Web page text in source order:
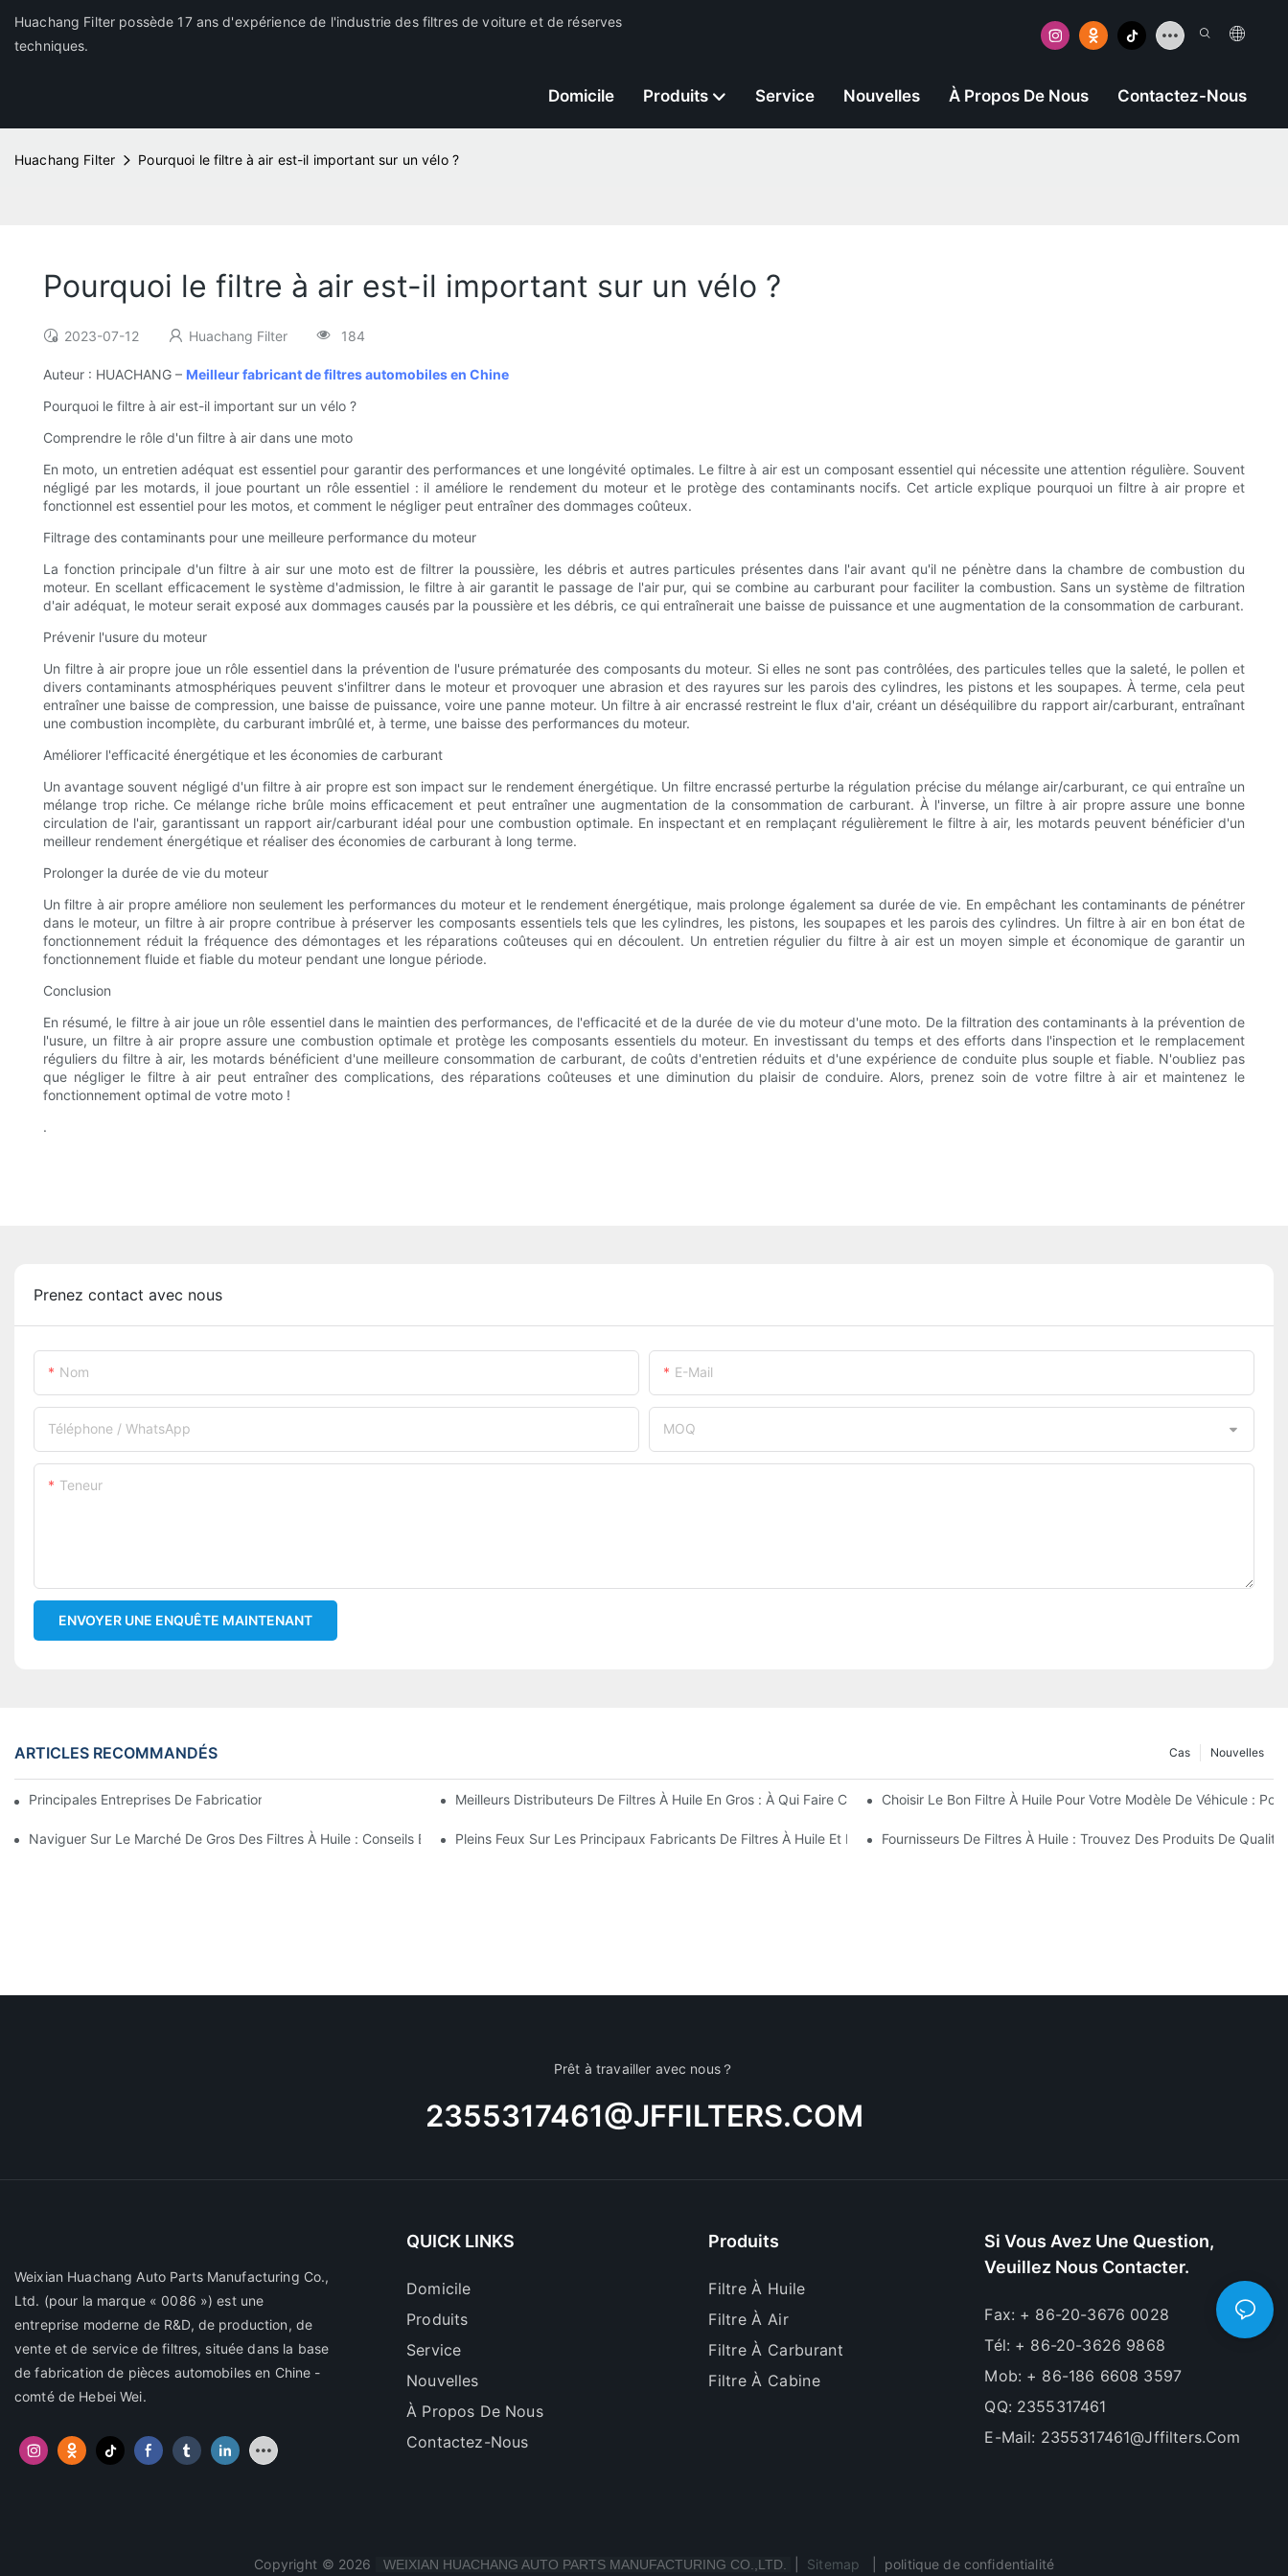
Huachang Filter possède 17 ans d'expérience de l'industrie des filtres de voiture et de réserves
techniques.
Domicile Produits Service Nouvelles À Propos De Nous Contactez-Nous
Huachang Filter Pourquoi le filtre à air est-il important sur un vélo ?
Pourquoi le filtre à air est-il important sur un vélo ?
2023-07-12 Huachang Filter 184
Auteur : HUACHANG – Meilleur fabricant de filtres automobiles en Chine
Pourquoi le filtre à air est-il important sur un vélo ?
Comprendre le rôle d'un filtre à air dans une moto
En moto, un entretien adéquat est essentiel pour garantir des performances et une longévité optimales. Le filtre à air est un composant essentiel qui nécessite une attention régulière. Souvent
négligé par les motards, il joue pourtant un rôle essentiel : il améliore le rendement du moteur et le protège des contaminants nocifs. Cet article explique pourquoi un filtre à air propre et
fonctionnel est essentiel pour les motos, et comment le négliger peut entraîner des dommages coûteux.
Filtrage des contaminants pour une meilleure performance du moteur
La fonction principale d'un filtre à air sur une moto est de filtrer la poussière, les débris et autres particules présentes dans l'air avant qu'il ne pénètre dans la chambre de combustion du
moteur. En scellant efficacement le système d'admission, le filtre à air garantit le passage de l'air pur, qui se combine au carburant pour faciliter la combustion. Sans un système de filtration
d'air adéquat, le moteur serait exposé aux dommages causés par la poussière et les débris, ce qui entraînerait une baisse de puissance et une augmentation de la consommation de carburant.
Prévenir l'usure du moteur
Un filtre à air propre joue un rôle essentiel dans la prévention de l'usure prématurée des composants du moteur. Si elles ne sont pas contrôlées, des particules telles que la saleté, le pollen et
divers contaminants atmosphériques peuvent s'infiltrer dans le moteur et provoquer une abrasion et des rayures sur les parois des cylindres, les pistons et les soupapes. À terme, cela peut
entraîner une baisse de compression, une baisse de puissance, voire une panne moteur. Un filtre à air encrassé restreint le flux d'air, créant un déséquilibre du rapport air/carburant, entraînant
une combustion incomplète, du carburant imbrûlé et, à terme, une baisse des performances du moteur.
Améliorer l'efficacité énergétique et les économies de carburant
Un avantage souvent négligé d'un filtre à air propre est son impact sur le rendement énergétique. Un filtre encrassé perturbe la régulation précise du mélange air/carburant, ce qui entraîne un
mélange trop riche. Ce mélange riche brûle moins efficacement et peut entraîner une augmentation de la consommation de carburant. À l'inverse, un filtre à air propre assure une bonne
circulation de l'air, garantissant un rapport air/carburant idéal pour une combustion optimale. En inspectant et en remplaçant régulièrement le filtre à air, les motards peuvent bénéficier d'un
meilleur rendement énergétique et réaliser des économies de carburant à long terme.
Prolonger la durée de vie du moteur
Un filtre à air propre améliore non seulement les performances du moteur et le rendement énergétique, mais prolonge également sa durée de vie. En empêchant les contaminants de pénétrer
dans le moteur, un filtre à air propre contribue à préserver les composants essentiels tels que les cylindres, les pistons, les soupapes et les parois des cylindres. Un filtre à air en bon état de
fonctionnement réduit la fréquence des démontages et les réparations coûteuses qui en découlent. Un entretien régulier du filtre à air est un moyen simple et économique de garantir un
fonctionnement fluide et fiable du moteur pendant une longue période.
Conclusion
En résumé, le filtre à air joue un rôle essentiel dans le maintien des performances, de l'efficacité et de la durée de vie du moteur d'une moto. De la filtration des contaminants à la prévention de
l'usure, un filtre à air propre assure une combustion optimale et protège les composants essentiels du moteur. En investissant du temps et des efforts dans l'inspection et le remplacement
réguliers du filtre à air, les motards bénéficient d'une meilleure consommation de carburant, de coûts d'entretien réduits et d'une expérience de conduite plus souple et fiable. N'oubliez pas
que négliger le filtre à air peut entraîner des complications, des réparations coûteuses et une diminution du plaisir de conduire. Alors, prenez soin de votre filtre à air et maintenez le
fonctionnement optimal de votre moto !
.
Prenez contact avec nous
Nom E-Mail
Téléphone / WhatsApp MOQ
Teneur
ENVOYER UNE ENQUÊTE MAINTENANT
ARTICLES RECOMMANDÉS Nouvelles
Cas
Principales Entreprises De Fabrication De Filtres À Huile : Un Aperçu CompletMeilleurs Distributeurs De Filtres À Huile En Gros : À Qui Faire Confiance ?Choisir Le Bon Filtre À Huile Pour Votre Modèle De Véhicule :
Naviguer Sur Le Marché De Gros Des Filtres À Huile : Conseils Et AstucesPleins Feux Sur Les Principaux Fabricants De Filtres À Huile Et Leurs InnovationsFournisseurs De Filtres À Huile : Trouvez Des Produits De
Prêt à travailler avec nous？
2355317461@JFFILTERS.COM
Weixian Huachang Auto Parts Manufacturing Co.,
Ltd. (pour la marque « 0086 ») est une
entreprise moderne de R&D, de production, de
vente et de service de filtres, située dans la base
de fabrication de pièces automobiles en Chine -
comté de Hebei Wei.
QUICK LINKS
Domicile
Produits
Service
Nouvelles
À Propos De Nous
Contactez-Nous
Produits
Filtre À Huile
Filtre À Air
Filtre À Carburant
Filtre À Cabine
Si Vous Avez Une Question,
Veuillez Nous Contacter.
Fax: + 86-20-3676 0028
Tél: + 86-20-3626 9868
Mob: + 86-186 6608 3597
QQ: 2355317461
E-Mail: 2355317461@jffilters.com
Copyright © 2026 WEIXIAN HUACHANG AUTO PARTS MANUFACTURING CO.,LTD. Sitemap politique de confidentialité